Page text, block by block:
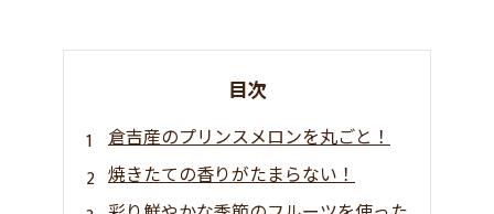
目次
倉吉産のプリンスメロンを丸ごと！
焼きたての香りがたまらない！